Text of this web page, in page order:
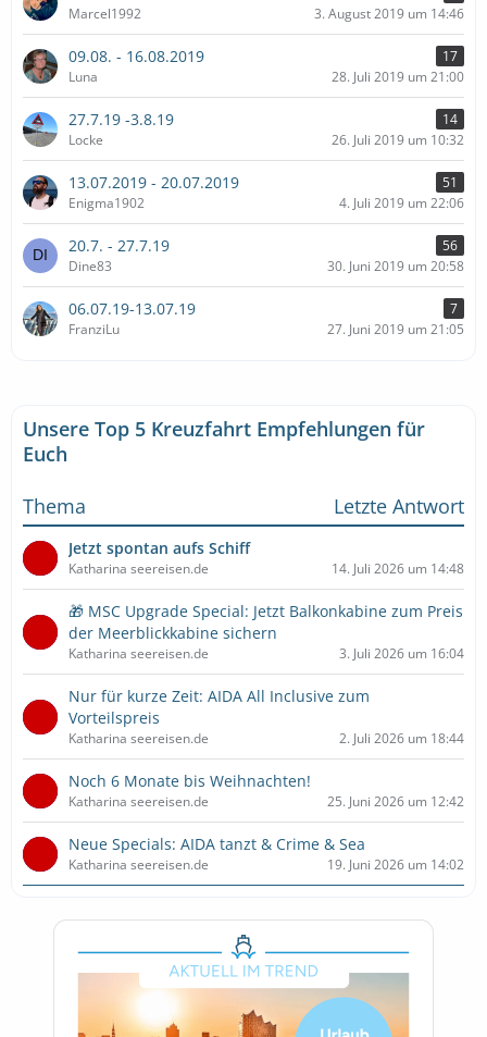
Marcel1992
3. August 2019 um 14:46
09.08. - 16.08.2019
17
Luna
28. Juli 2019 um 21:00
27.7.19 -3.8.19
14
Locke
26. Juli 2019 um 10:32
13.07.2019 - 20.07.2019
51
Enigma1902
4. Juli 2019 um 22:06
20.7. - 27.7.19
56
Dine83
30. Juni 2019 um 20:58
06.07.19-13.07.19
7
FranziLu
27. Juni 2019 um 21:05
Unsere Top 5 Kreuzfahrt Empfehlungen für
Euch
Thema
Letzte Antwort
Jetzt spontan aufs Schiff
Katharina seereisen.de 14. Juli 2026 um 14:48
🎁 MSC Upgrade Special: Jetzt Balkonkabine zum Preis
der Meerblickkabine sichern
Katharina seereisen.de 3. Juli 2026 um 16:04
Nur für kurze Zeit: AIDA All Inclusive zum
Vorteilspreis
Katharina seereisen.de 2. Juli 2026 um 18:44
Noch 6 Monate bis Weihnachten!
Katharina seereisen.de 25. Juni 2026 um 12:42
Neue Specials: AIDA tanzt & Crime & Sea
Katharina seereisen.de 19. Juni 2026 um 14:02